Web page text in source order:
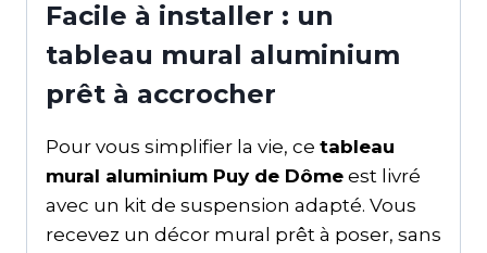
Facile à installer : un
tableau mural aluminium
prêt à accrocher
Pour vous simplifier la vie, ce tableau
mural aluminium Puy de Dôme est livré
avec un kit de suspension adapté. Vous
recevez un décor mural prêt à poser, sans